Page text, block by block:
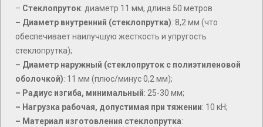
– Стеклопруток: диаметр 11 мм, длина 50 метров
– Диаметр внутренний (стеклопрутка): 8,2 мм (что
обеспечивает наилучшую жесткость и упругость
стеклопрутка);
– Диаметр наружный (стеклопруток с полиэтиленовой
оболочкой): 11 мм (плюс/минус 0,2 мм);
– Радиус изгиба, минимальный: 25-30 мм;
– Нагрузка рабочая, допустимая при тяжении: 10 кН;
– Материал изготовления стеклопрутка: